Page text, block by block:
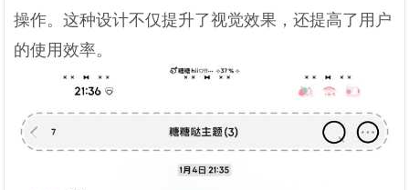
操作。这种设计不仅提升了视觉效果，还提高了用户
的使用效率。